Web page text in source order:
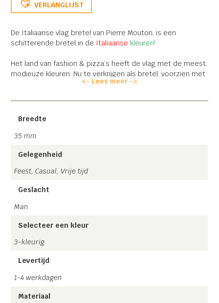
VERLANGLIJST
De Italiaanse vlag bretel van Pierre Mouton, is een
schitterende bretel in de Italiaanse kleuren!
Het land van fashion & pizza’s heeft de vlag met de meest
modieuze kleuren. Nu te verkrijgen als bretel, voorzien met
een rood lederen rugstukje en stevige clips.
rugstukje, zodat deze naar wens verstelbaar is.
Handgemaakt in Nederland &
<- Lees meer ->
Breedte
35 mm
Gelegenheid
Feest, Casual, Vrije tijd
Geslacht
Man
Selecteer een kleur
3-kleurig
Levertijd
1-4 werkdagen
Materiaal